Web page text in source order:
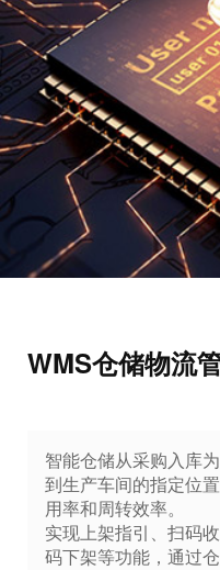
WMS仓储物流
智能仓储从采购入库
到生产车间的指定位
用率和周转效率。
实现上架指引、扫码
码下架等功能，通过